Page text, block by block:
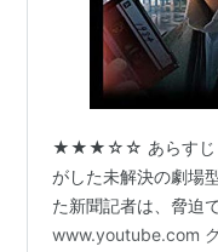
★★★☆☆ あらすじ 菓
がした未解決の劇場
た新聞記者は、脅迫
www.youtube.com